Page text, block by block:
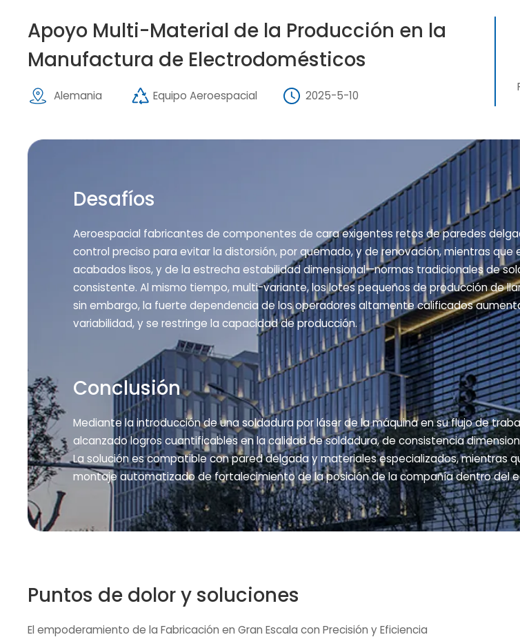
Apoyo Multi-Material de la Producción en la
Manufactura de Electrodomésticos
Alemania Equipo Aeroespacial 2025-5-10
Desafíos
Aeroespacial fabricantes de componentes de cara exigentes retos de paredes
control preciso para evitar la distorsión, por quemado, y de renovación, mientras
acabados lisos, y de la estrecha estabilidad dimensional—normas tradicionales de
consistente. Al mismo tiempo, multi-variante, los lotes pequeños de producción de
sin embargo, la fuerte dependencia de los operadores altamente calificados
variabilidad, y se restringe la capacidad de producción.
Conclusión
Mediante la introducción de una soldadura por láser de la máquina en su flujo de
alcanzado logros cuantificables en la calidad de soldadura, de consistencia
La solución es compatible con pared delgada y materiales especializados, mientras
montaje automatizado de fortalecimiento de la posición de la compañía dentro del
Puntos de dolor y soluciones
El empoderamiento de la Fabricación en Gran Escala con Precisión y Eficiencia